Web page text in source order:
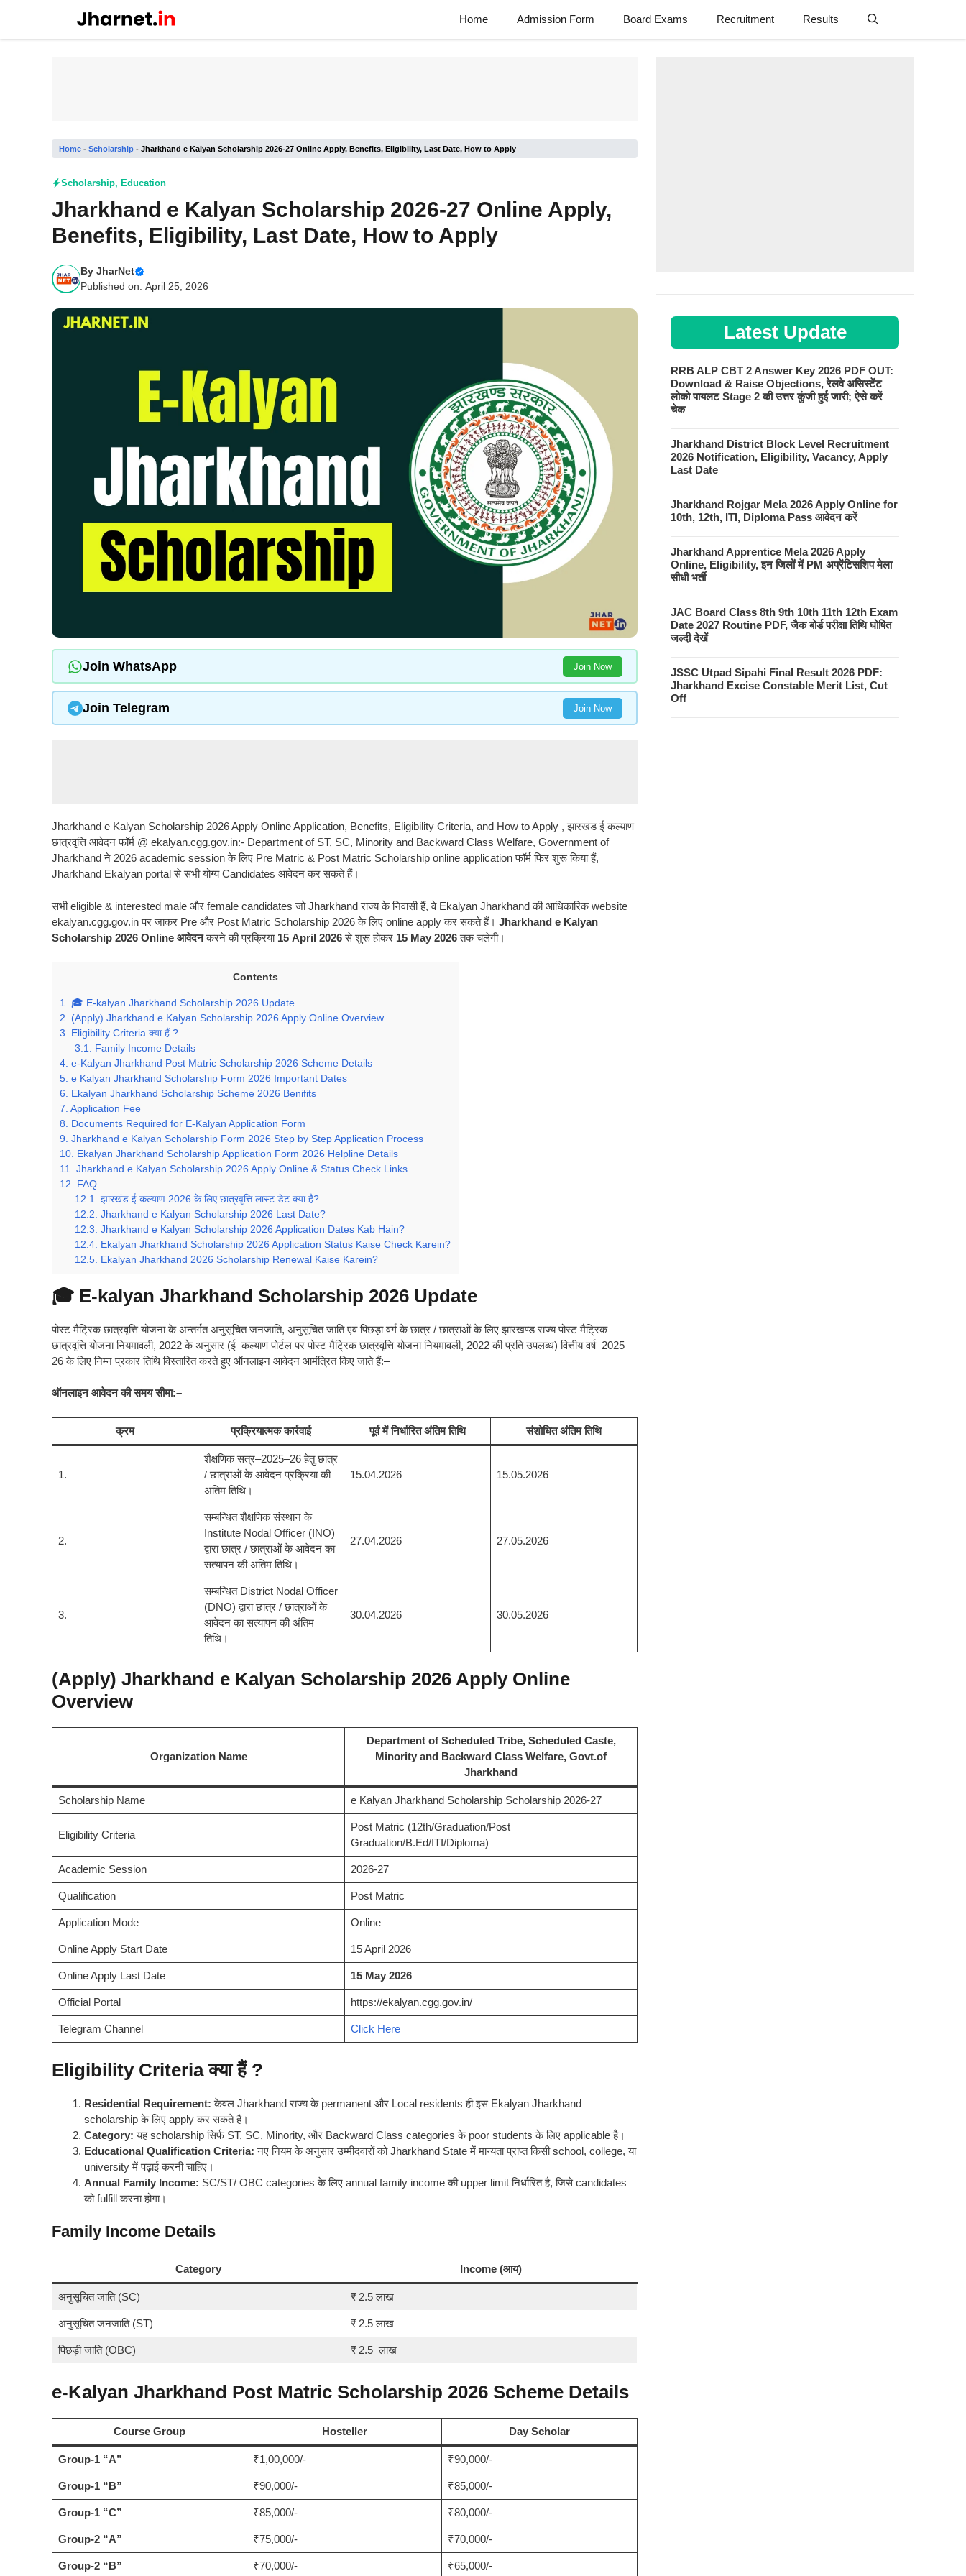
content
Home Admission Form Board Exams Recruitment Results
Home - Scholarship - Jharkhand e Kalyan Scholarship 2026-27 Online Apply, Benefits, Eligibility, Last Date, How to Apply
Scholarship, Education
Jharkhand e Kalyan Scholarship 2026-27 Online Apply,
Benefits, Eligibility, Last Date, How to Apply
By JharNet
Published on: April 25, 2026
Join WhatsApp Join Now
Join Telegram Join Now
Jharkhand e Kalyan Scholarship 2026 Apply Online Application, Benefits, Eligibility Criteria, and How to Apply , झारखंड ई कल्याण
छात्रवृत्ति आवेदन फॉर्म @ ekalyan.cgg.gov.in:- Department of ST, SC, Minority and Backward Class Welfare, Government of
Jharkhand ने 2026 academic session के लिए Pre Matric & Post Matric Scholarship online application फॉर्म फिर शुरू किया हैं,
Jharkhand Ekalyan portal से सभी योग्य Candidates आवेदन कर सकते हैं।
सभी eligible & interested male और female candidates जो Jharkhand राज्य के निवासी हैं, वे Ekalyan Jharkhand की आधिकारिक website
ekalyan.cgg.gov.in पर जाकर Pre और Post Matric Scholarship 2026 के लिए online apply कर सकते हैं। Jharkhand e Kalyan
Scholarship 2026 Online आवेदनकरने की प्रक्रिया 15 April 2026से शुरू होकर 15 May 2026तक चलेगी।
Contents
1.
🎓 E-kalyan Jharkhand Scholarship 2026 Update
2.
(Apply) Jharkhand e Kalyan Scholarship 2026 Apply Online Overview
3.
Eligibility Criteria क्या हैं ?
3.1.
Family Income Details
4. e-Kalyan Jharkhand Post Matric Scholarship 2026 Scheme Details
5. e Kalyan Jharkhand Scholarship Form 2026 Important Dates
6.
Ekalyan Jharkhand Scholarship Scheme 2026 Benifits
7. Application Fee
8.
Documents Required for E-Kalyan Application Form
9. Jharkhand e Kalyan Scholarship Form 2026 Step by Step Application Process
10. Ekalyan Jharkhand Scholarship Application Form 2026 Helpline Details
11.
Jharkhand e Kalyan Scholarship 2026 Apply Online & Status Check Links
12.
FAQ
12.1.
झारखंड ई कल्याण 2026 के लिए छात्रवृत्ति लास्ट डेट क्या है?
12.2. Jharkhand e Kalyan Scholarship 2026 Last Date?
12.3. Jharkhand e Kalyan Scholarship 2026 Application Dates Kab Hain?
12.4. Ekalyan Jharkhand Scholarship 2026 Application Status Kaise Check Karein?
12.5. Ekalyan Jharkhand 2026 Scholarship Renewal Kaise Karein?
🎓 E-kalyan Jharkhand Scholarship 2026 Update
पोस्ट मैट्रिक छात्रवृत्ति योजना के अन्तर्गत अनुसूचित जनजाति, अनुसूचित जाति एवं पिछड़ा वर्ग के छात्र / छात्राओं के लिए झारखण्ड राज्य पोस्ट मैट्रिक
छात्रवृत्ति योजना नियमावली, 2022 के अनुसार (ई–कल्याण पोर्टल पर पोस्ट मैट्रिक छात्रवृत्ति योजना नियमावली, 2022 की प्रति उपलब्ध) वित्तीय वर्ष–2025–
26 के लिए निम्न प्रकार तिथि विस्तारित करते हुए ऑनलाइन आवेदन आमंत्रित किए जाते हैं:–
ऑनलाइन आवेदन की समय सीमा:–
क्रम प्रक्रियात्मक कार्रवाई पूर्व में निर्धारित अंतिम तिथि संशोधित अंतिम तिथि
1.
शैक्षणिक सत्र–2025–26 हेतु छात्र
/ छात्राओं के आवेदन प्रक्रिया की
अंतिम तिथि।
15.04.2026 15.05.2026
2.
सम्बन्धित शैक्षणिक संस्थान के
Institute Nodal Officer (INO)
द्वारा छात्र / छात्राओं के आवेदन का
सत्यापन की अंतिम तिथि।
27.04.2026 27.05.2026
3.
सम्बन्धित District Nodal Officer
(DNO) द्वारा छात्र / छात्राओं के
आवेदन का सत्यापन की अंतिम
तिथि।
30.04.2026 30.05.2026
(Apply) Jharkhand e Kalyan Scholarship 2026 Apply Online
Overview
Organization Name
Department of Scheduled Tribe, Scheduled Caste,
Minority and Backward Class Welfare, Govt.of
Jharkhand
Scholarship Name e Kalyan Jharkhand Scholarship Scholarship 2026-27
Eligibility Criteria
Post Matric (12th/Graduation/Post
Graduation/B.Ed/ITI/Diploma)
Academic Session 2026-27
Qualification Post Matric
Application Mode Online
Online Apply Start Date 15 April 2026
Online Apply Last Date 15 May 2026
Official Portal https://ekalyan.cgg.gov.in/
Telegram Channel Click Here
Eligibility Criteria क्या हैं ?
Residential Requirement: केवल Jharkhand राज्य के permanent और Local residents ही इस Ekalyan Jharkhand
scholarship के लिए apply कर सकते हैं।
Category: यह scholarship सिर्फ ST, SC, Minority, और Backward Class categories के poor students के लिए applicable है।
Educational Qualification Criteria: नए नियम के अनुसार उम्मीदवारों को Jharkhand State में मान्यता प्राप्त किसी school, college, या
university में पढ़ाई करनी चाहिए।
Annual Family Income: SC/ST/ OBC categories के लिए annual family income की upper limit निर्धारित है, जिसे candidates
को fulfill करना होगा।
Family Income Details
Category Income (आय)
अनुसूचित जाति (SC) ₹ 2.5 लाख
अनुसूचित जनजाति (ST) ₹ 2.5 लाख
पिछड़ी जाति (OBC) ₹ 2.5 लाख
e-Kalyan Jharkhand Post Matric Scholarship 2026 Scheme Details
Course Group Hosteller Day Scholar
Group-1 “A” ₹1,00,000/- ₹90,000/-
Group-1 “B” ₹90,000/- ₹85,000/-
Group-1 “C” ₹85,000/- ₹80,000/-
Group-2 “A” ₹75,000/- ₹70,000/-
Group-2 “B” ₹70,000/- ₹65,000/-
Latest Update
RRB ALP CBT 2 Answer Key 2026 PDF OUT:
Download & Raise Objections, रेलवे असिस्टेंट
लोको पायलट Stage 2 की उत्तर कुंजी हुई जारी; ऐसे करें
चेक
Jharkhand District Block Level Recruitment
2026 Notification, Eligibility, Vacancy, Apply
Last Date
Jharkhand Rojgar Mela 2026 Apply Online for
10th, 12th, ITI, Diploma Pass आवेदन करें
Jharkhand Apprentice Mela 2026 Apply
Online, Eligibility, इन जिलों में PM अप्रेंटिसशिप मेला
सीधी भर्ती
JAC Board Class 8th 9th 10th 11th 12th Exam
Date 2027 Routine PDF, जैक बोर्ड परीक्षा तिथि घोषित
जल्दी देखें
JSSC Utpad Sipahi Final Result 2026 PDF:
Jharkhand Excise Constable Merit List, Cut
Off